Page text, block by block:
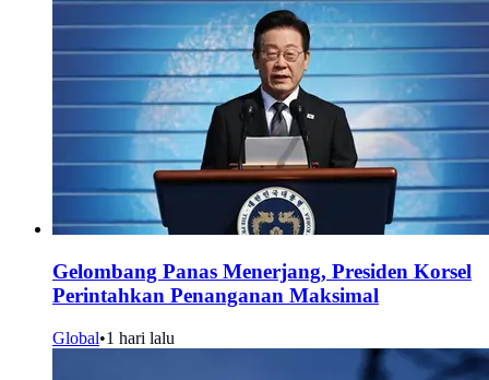
Gelombang Panas Menerjang, Presiden Korsel
Perintahkan Penanganan Maksimal
Global•1 hari lalu